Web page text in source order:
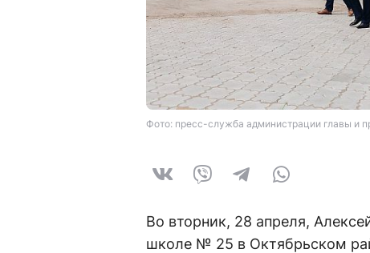
Фото: пресс-служба администрации главы и
Во вторник, 28 апреля,
школе № 25 в Октябрьском